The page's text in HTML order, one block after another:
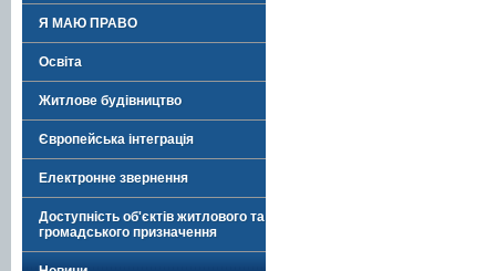
Я МАЮ ПРАВО
Освіта
Житлове будівництво
Європейська інтеграція
Електронне звернення
Доступність об'єктів житлового та
громадського призначення